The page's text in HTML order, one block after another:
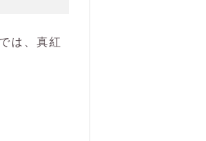
は、真紅